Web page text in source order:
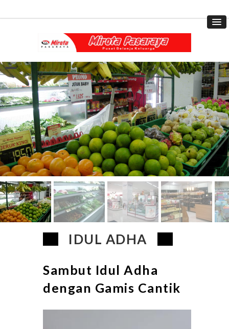
IDUL ADHA
Sambut Idul Adha
dengan Gamis Cantik